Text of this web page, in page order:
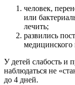
человек,
или
лечить;
развились
медицинского
У детей слабость и
наблюдаться не
до 4 дней.